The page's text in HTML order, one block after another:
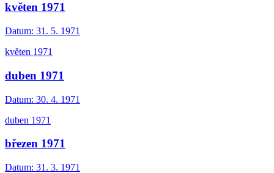
květen 1971
Datum: 31. 5. 1971
květen 1971
duben 1971
Datum: 30. 4. 1971
duben 1971
březen 1971
Datum: 31. 3. 1971